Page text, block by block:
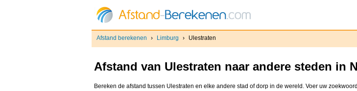
Afstand berekenen › Limburg › Ulestraten
Afstand van Ulestraten naar andere steden in
Bereken de afstand tussen Ulestraten en elke andere stad of dorp in de wereld. Voer uw